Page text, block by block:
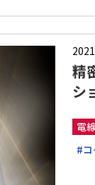
精
シ
電
#